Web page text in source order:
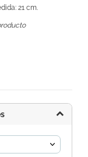
21 cm.